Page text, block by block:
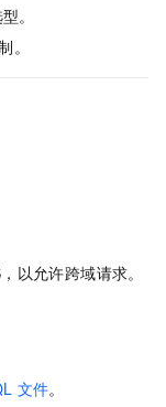
。
。
以允许跨域请求。
文件。